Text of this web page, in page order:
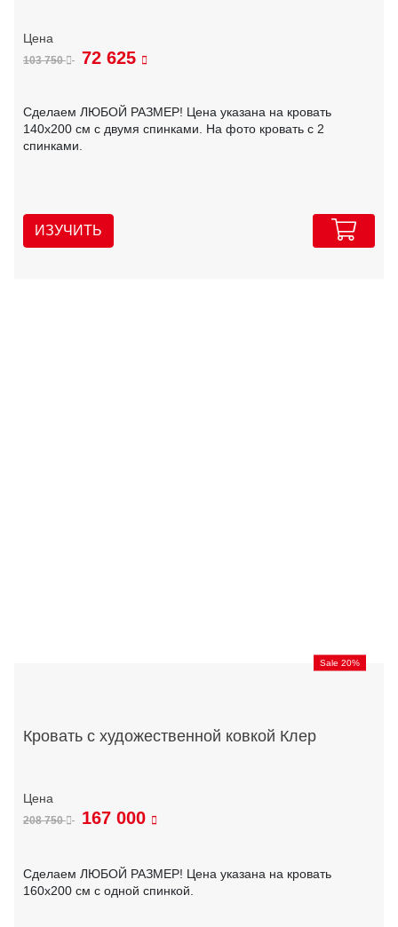
103 750 72 625
Сделаем ЛЮБОЙ РАЗМЕР! Цена указана на кровать
140х200 см с двумя спинками. На фото кровать с 2
спинками.
ИЗУЧИТЬ
Sale 20%
Кровать с художественной ковкой Клер
208 750 167 000
Сделаем ЛЮБОЙ РАЗМЕР! Цена указана на кровать
160х200 см с одной спинкой.